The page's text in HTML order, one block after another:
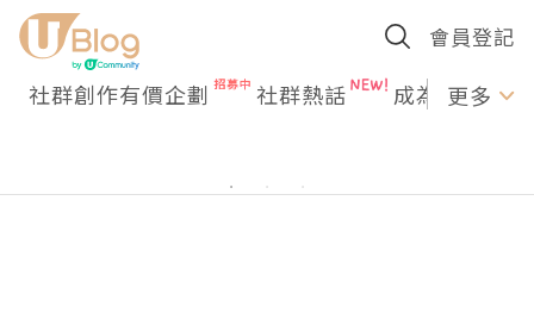
會員登記
社群創作有價企劃 社群熱話 成為U更多